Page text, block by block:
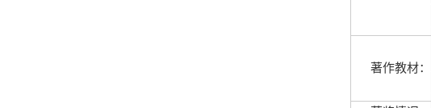
著作教材：